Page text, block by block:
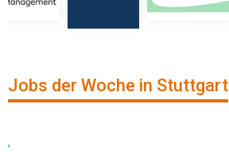
Jobs der Woche in Stuttgart
,